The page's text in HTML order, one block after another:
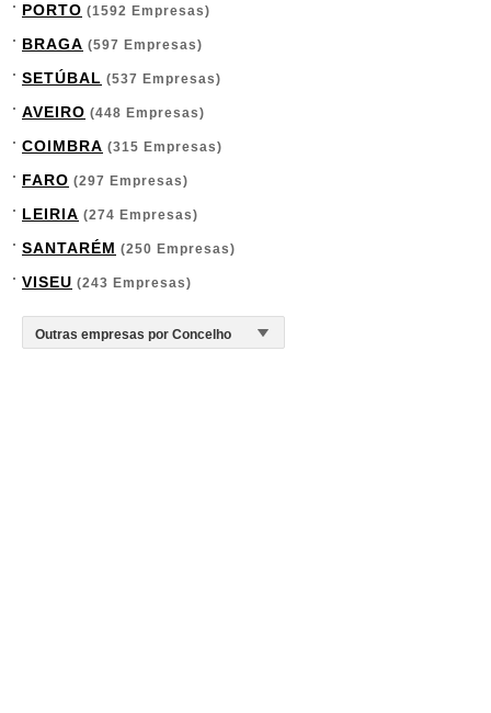
PORTO (1592 Empresas)
BRAGA (597 Empresas)
SETÚBAL (537 Empresas)
AVEIRO (448 Empresas)
COIMBRA (315 Empresas)
FARO (297 Empresas)
LEIRIA (274 Empresas)
SANTARÉM (250 Empresas)
VISEU (243 Empresas)